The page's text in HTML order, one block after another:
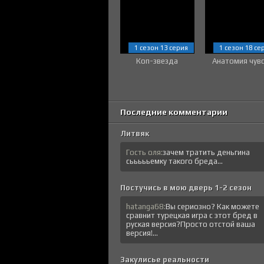
Коп-звезда
1 сезон 13 серия
Анатомия
1 сезон 18
Последние комментарии
Литвяк
Гость оля:зачем тратить деньгина
сьььььемку такого бреда...
Постучись в мою дверь 1-2 сезон
hatanga68:Вы сериозно? Как можете
сравнит турецкая игра с этот бред в
руская версия?Просто отстой ваша
версия!...
Закулисье реальности